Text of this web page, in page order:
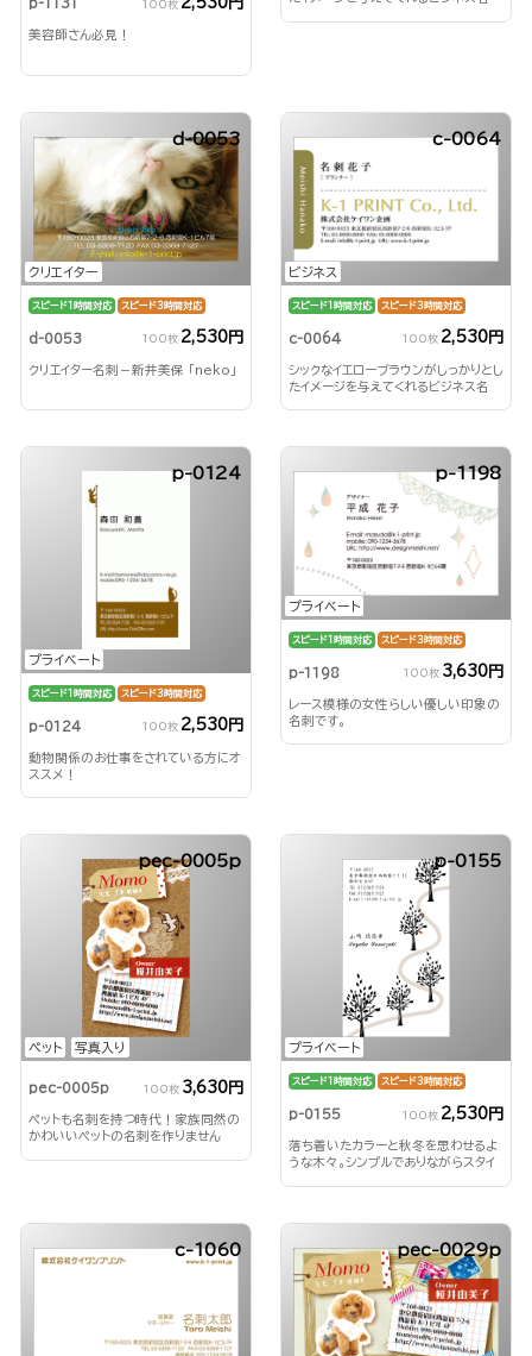
p-1131 100枚
美容師さん必見！
クリエイター
d-0053
スピード1時間対応 スピード3時間対応
d-0053 100枚 2,530円
クリエイター名刺－新井美保 「neko」
ビジネス
c-0064
スピード1時間対応 スピード3時間対応
c-0064 100枚 2,530円
シックなイエローブラウンがしっかりとし
たイメージを与えてくれるビジネス名
プライベート
p-0124
スピード1時間対応 スピード3時間対応
p-0124 100枚 2,530円
動物関係のお仕事をされている方にオ
ススメ！
プライベート
p-1198
スピード1時間対応 スピード3時間対応
p-1198 100枚 3,630円
レース模様の女性らしい優しい印象の
名刺です。
ペット 写真入り
pec-0005p
pec-0005p 100枚 3,630円
ペットも名刺を持つ時代！家族同然の
かわいいペットの名刺を作りません
プライベート
p-0155
スピード1時間対応 スピード3時間対応
p-0155 100枚 2,530円
落ち着いたカラーと秋冬を思わせるよ
うな木々。シンプルでありながらスタイ
c-1060 pec-0029p